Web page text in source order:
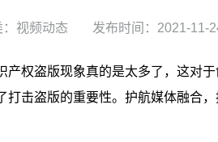
：视频动态 发布时间：2021-11-
产权盗版现象真的是太多了，这对
击盗版的重要性。护航媒体融合